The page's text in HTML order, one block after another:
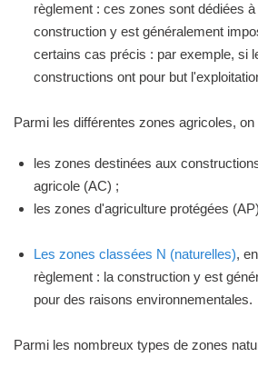
règlement : ces zones sont dédiées
construction y est généralement
certains cas précis : par exemple, si
constructions ont pour but
Parmi les différentes zones agricoles, on
les zones destinées aux
agricole (AC) ;
les zones d'agriculture protégées
Les zones classées N (naturelles),
règlement : la construction y est
pour des raisons environnementales.
Parmi les nombreux types de zones